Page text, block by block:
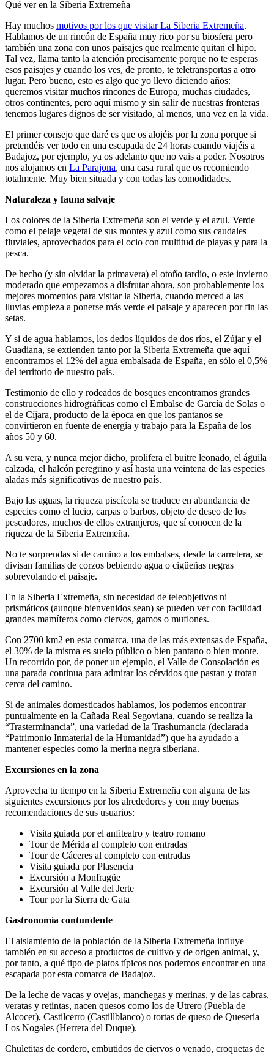
Qué ver en la Siberia Extremeña
Hay muchos motivos por los que visitar La Siberia Extremeña.
Hablamos de un rincón de España muy rico por su biosfera pero
también una zona con unos paisajes que realmente quitan el hipo.
Tal vez, llama tanto la atención precisamente porque no te esperas
esos paisajes y cuando los ves, de pronto, te teletransportas a otro
lugar. Pero bueno, esto es algo que yo llevo diciendo años:
queremos visitar muchos rincones de Europa, muchas ciudades,
otros continentes, pero aquí mismo y sin salir de nuestras fronteras
tenemos lugares dignos de ser visitado, al menos, una vez en la vida.
El primer consejo que daré es que os alojéis por la zona porque si
pretendéis ver todo en una escapada de 24 horas cuando viajéis a
Badajoz, por ejemplo, ya os adelanto que no vais a poder. Nosotros
nos alojamos en La Parajona, una casa rural que os recomiendo
totalmente. Muy bien situada y con todas las comodidades.
Naturaleza y fauna salvaje
Los colores de la Siberia Extremeña son el verde y el azul. Verde
como el pelaje vegetal de sus montes y azul como sus caudales
fluviales, aprovechados para el ocio con multitud de playas y para la
pesca.
De hecho (y sin olvidar la primavera) el otoño tardío, o este invierno
moderado que empezamos a disfrutar ahora, son probablemente los
mejores momentos para visitar la Siberia, cuando merced a las
lluvias empieza a ponerse más verde el paisaje y aparecen por fin las
setas.
Y si de agua hablamos, los dedos líquidos de dos ríos, el Zújar y el
Guadiana, se extienden tanto por la Siberia Extremeña que aquí
encontramos el 12% del agua embalsada de España, en sólo el 0,5%
del territorio de nuestro país.
Testimonio de ello y rodeados de bosques encontramos grandes
construcciones hidrográficas como el Embalse de García de Solas o
el de Cíjara, producto de la época en que los pantanos se
convirtieron en fuente de energía y trabajo para la España de los
años 50 y 60.
A su vera, y nunca mejor dicho, prolifera el buitre leonado, el águila
calzada, el halcón peregrino y así hasta una veintena de las especies
aladas más significativas de nuestro país.
Bajo las aguas, la riqueza piscícola se traduce en abundancia de
especies como el lucio, carpas o barbos, objeto de deseo de los
pescadores, muchos de ellos extranjeros, que sí conocen de la
riqueza de la Siberia Extremeña.
No te sorprendas si de camino a los embalses, desde la carretera, se
divisan familias de corzos bebiendo agua o cigüeñas negras
sobrevolando el paisaje.
En la Siberia Extremeña, sin necesidad de teleobjetivos ni
prismáticos (aunque bienvenidos sean) se pueden ver con facilidad
grandes mamíferos como ciervos, gamos o muflones.
Con 2700 km2 en esta comarca, una de las más extensas de España,
el 30% de la misma es suelo público o bien pantano o bien monte.
Un recorrido por, de poner un ejemplo, el Valle de Consolación es
una parada continua para admirar los cérvidos que pastan y trotan
cerca del camino.
Si de animales domesticados hablamos, los podemos encontrar
puntualmente en la Cañada Real Segoviana, cuando se realiza la
“Trasterminancia”, una variedad de la Trashumancia (declarada
“Patrimonio Inmaterial de la Humanidad”) que ha ayudado a
mantener especies como la merina negra siberiana.
Excursiones en la zona
Aprovecha tu tiempo en la Siberia Extremeña con alguna de las
siguientes excursiones por los alrededores y con muy buenas
recomendaciones de sus usuarios:
Visita guiada por el anfiteatro y teatro romano
Tour de Mérida al completo con entradas
Tour de Cáceres al completo con entradas
Visita guiada por Plasencia
Excursión a Monfragüe
Excursión al Valle del Jerte
Tour por la Sierra de Gata
Gastronomía contundente
El aislamiento de la población de la Siberia Extremeña influye
también en su acceso a productos de cultivo y de origen animal, y,
por tanto, a qué tipo de platos típicos nos podemos encontrar en una
escapada por esta comarca de Badajoz.
De la leche de vacas y ovejas, manchegas y merinas, y de las cabras,
veratas y retintas, nacen quesos como los de Utrero (Puebla de
Alcocer), Castilcerro (Castillblanco) o tortas de queso de Quesería
Los Nogales (Herrera del Duque).
Chuletitas de cordero, embutidos de ciervos o venado, croquetas de